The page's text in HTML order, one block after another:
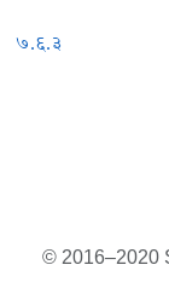
७.६.३
© 2016–2020